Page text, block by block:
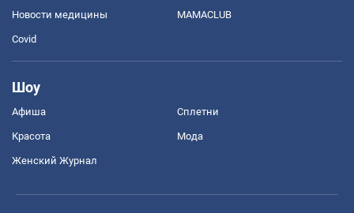
Новости медицины MAMACLUB
Covid
Шоу
Афиша Сплетни
Красота Мода
Женский Журнал